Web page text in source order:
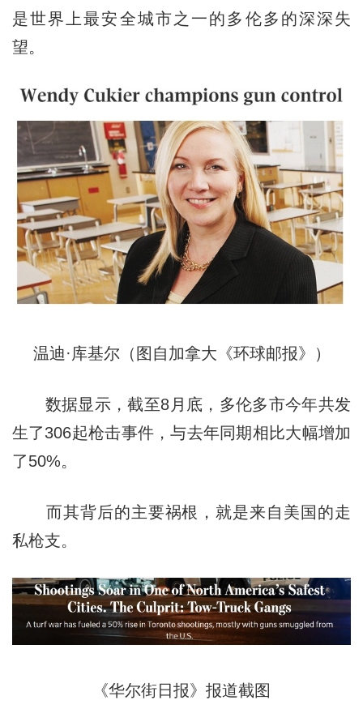
是世界上最安全城市之一的多伦多的深深失
望。
温迪·库基尔（图自加拿大《环球邮报》）
数据显示，截至8月底，多伦多市今年共发
生了306起枪击事件，与去年同期相比大幅增加
了50%。
而其背后的主要祸根，就是来自美国的走
私枪支。
《华尔街日报》报道截图